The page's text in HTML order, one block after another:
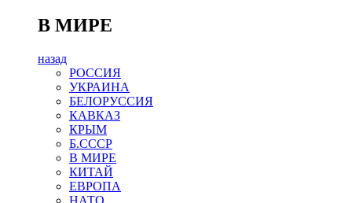
В МИРЕ
назад
РОСCИЯ
УКРАИНА
БЕЛОРУССИЯ
КАВКАЗ
КРЫМ
Б.СССР
В МИРЕ
КИТАЙ
ЕВРОПА